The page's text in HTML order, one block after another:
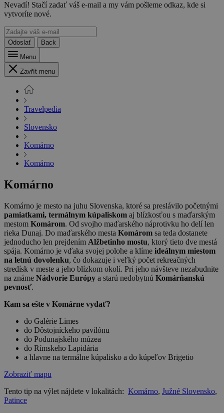
Nevadí! Stačí zadať váš e-mail a my vám pošleme odkaz, kde si
vytvoríte nové.
Odoslať
Back
Menu
Zavřít menu
Travelpedia
Slovensko
Komárno
Komárno
Komárno
Komárno je mesto na juhu Slovenska, ktoré sa preslávilo početnými
pamiatkami, termálnym kúpaliskom aj blízkosťou s maďarským
mestom Komárom. Od svojho maďarského náprotivku ho delí len
rieka Dunaj. Do maďarského mesta Komárom sa teda dostanete
jednoducho len prejdením Alžbetinho mostu, ktorý tieto dve mestá
spája. Komárno je vďaka svojej polohe a klíme ideálnym miestom
na letnú dovolenku, čo dokazuje i veľký počet rekreačných
stredísk v meste a jeho blízkom okolí. Pri jeho návšteve nezabudnite
na známe Nádvorie Európy a starú nedobytnú Komárňanskú
pevnosť.
Kam sa ešte v Komárne vydať?
do Galérie Limes
do Dôstojníckeho pavilónu
do Podunajského múzea
do Rímskeho Lapidária
a hlavne na termálne kúpalisko a do kúpeľov Brigetio
Zobraziť mapu
Tento tip na výlet nájdete v lokalitách: Komárno, Južné Slovensko,
Patince